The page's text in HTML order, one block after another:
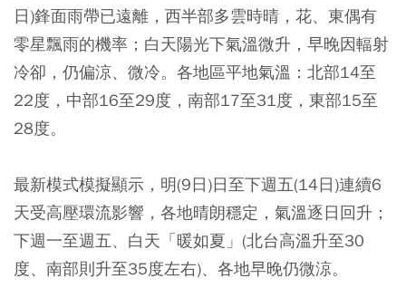
日)鋒面雨帶已遠離，西半部多雲時晴，花、東偶有
零星飄雨的機率；白天陽光下氣溫微升，早晚因輻射
冷卻，仍偏涼、微冷。各地區平地氣溫：北部14至
22度，中部16至29度，南部17至31度，東部15至
28度。
最新模式模擬顯示，明(9日)日至下週五(14日)連續6
天受高壓環流影響，各地晴朗穩定，氣溫逐日回升；
下週一至週五、白天「暖如夏」(北台高溫升至30
度、南部則升至35度左右)、各地早晚仍微涼。